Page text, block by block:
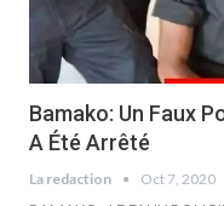
Bamako: Un Faux
A Été Arrêté
La redaction Oct 7, 2020